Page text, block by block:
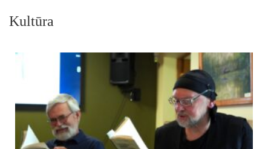
Kultūra